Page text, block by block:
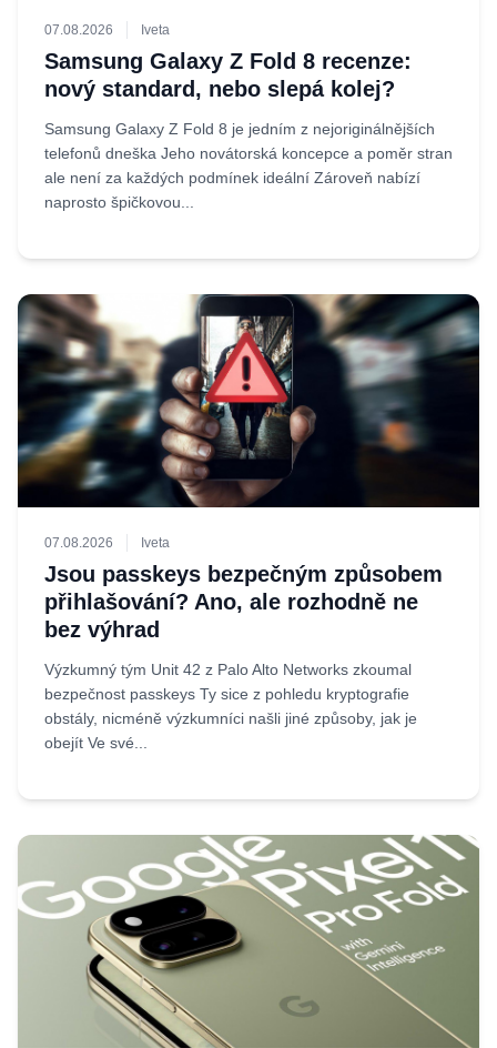
07.08.2026 Iveta
Samsung Galaxy Z Fold 8 recenze:
nový standard, nebo slepá kolej?
Samsung Galaxy Z Fold 8 je jedním z nejoriginálnějších
telefonů dneška Jeho novátorská koncepce a poměr stran
ale není za každých podmínek ideální Zároveň nabízí
naprosto špičkovou...
07.08.2026 Iveta
Jsou passkeys bezpečným způsobem
přihlašování? Ano, ale rozhodně ne
bez výhrad
Výzkumný tým Unit 42 z Palo Alto Networks zkoumal
bezpečnost passkeys Ty sice z pohledu kryptografie
obstály, nicméně výzkumníci našli jiné způsoby, jak je
obejít Ve své...